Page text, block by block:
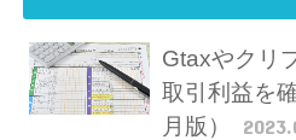
Gtaxやクリ
取引利益を
月版）